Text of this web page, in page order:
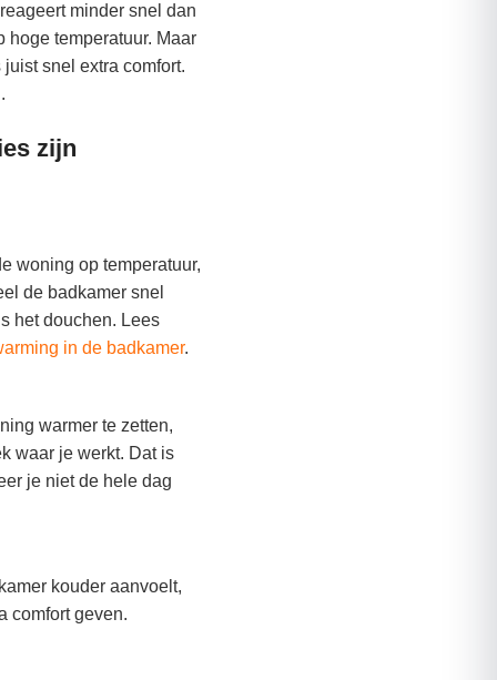
minder snel dan
hoge temperatuur. Maar
snel extra comfort.
zijn
woning op temperatuur,
de badkamer snel
het douchen. Lees
in de badkamer.
warmer te zetten,
waar je werkt. Dat is
je niet de hele dag
kouder aanvoelt,
comfort geven.